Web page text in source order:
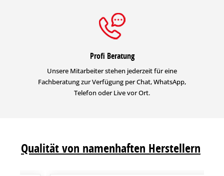
Profi Beratung
Unsere Mitarbeiter stehen jederzeit für eine
Fachberatung zur Verfügung per Chat, WhatsApp,
Telefon oder Live vor Ort.
Qualität von namenhaften Herstellern